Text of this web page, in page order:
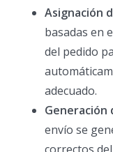
Asignación
basadas en
del pedido
adecuado.
Generación
envío se